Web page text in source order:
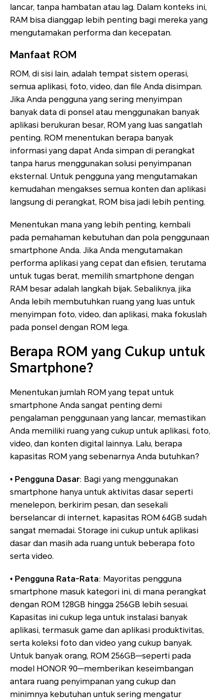
lancar, tanpa hambatan atau lag. Dalam konteks ini,
RAM bisa dianggap lebih penting bagi mereka yang
mengutamakan performa dan kecepatan.
Manfaat ROM
ROM, di sisi lain, adalah tempat sistem operasi,
semua aplikasi, foto, video, dan file Anda disimpan.
Jika Anda pengguna yang sering menyimpan
banyak data di ponsel atau menggunakan banyak
aplikasi berukuran besar, ROM yang luas sangatlah
penting. ROM menentukan berapa banyak
informasi yang dapat Anda simpan di perangkat
tanpa harus menggunakan solusi penyimpanan
eksternal. Untuk pengguna yang mengutamakan
kemudahan mengakses semua konten dan aplikasi
langsung di perangkat, ROM bisa jadi lebih penting.
Menentukan mana yang lebih penting, kembali
pada pemahaman kebutuhan dan pola penggunaan
smartphone Anda. Jika Anda mengutamakan
performa aplikasi yang cepat dan efisien, terutama
untuk tugas berat, memilih smartphone dengan
RAM besar adalah langkah bijak. Sebaliknya, jika
Anda lebih membutuhkan ruang yang luas untuk
menyimpan foto, video, dan aplikasi, maka fokuslah
pada ponsel dengan ROM lega.
Berapa ROM yang Cukup untuk
Smartphone?
Menentukan jumlah ROM yang tepat untuk
smartphone Anda sangat penting demi
pengalaman penggunaan yang lancar, memastikan
Anda memiliki ruang yang cukup untuk aplikasi, foto,
video, dan konten digital lainnya. Lalu, berapa
kapasitas ROM yang sebenarnya Anda butuhkan?
• Pengguna Dasar: Bagi yang menggunakan
smartphone hanya untuk aktivitas dasar seperti
menelepon, berkirim pesan, dan sesekali
berselancar di internet, kapasitas ROM 64GB sudah
sangat memadai. Storage ini cukup untuk aplikasi
dasar dan masih ada ruang untuk beberapa foto
serta video.
• Pengguna Rata-Rata: Mayoritas pengguna
smartphone masuk kategori ini, di mana perangkat
dengan ROM 128GB hingga 256GB lebih sesuai.
Kapasitas ini cukup lega untuk instalasi banyak
aplikasi, termasuk game dan aplikasi produktivitas,
serta koleksi foto dan video yang cukup banyak.
Untuk banyak orang, ROM 256GB—seperti pada
model HONOR 90—memberikan keseimbangan
antara ruang penyimpanan yang cukup dan
minimnya kebutuhan untuk sering mengatur